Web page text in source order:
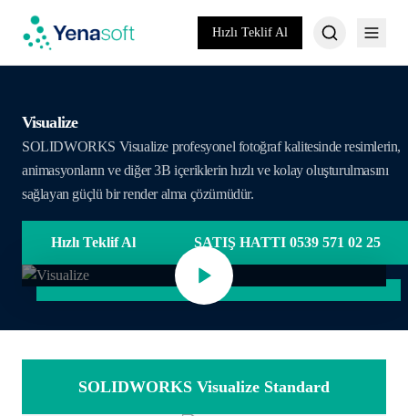
Hızlı Teklif Al
Visualize
SOLIDWORKS Visualize profesyonel fotoğraf kalitesinde resimlerin,
animasyonların ve diğer 3B içeriklerin hızlı ve kolay oluşturulmasını
sağlayan güçlü bir render alma çözümüdür.
Hızlı Teklif Al SATIŞ HATTI 0539 571 02 25
SOLIDWORKS Visualize Standard